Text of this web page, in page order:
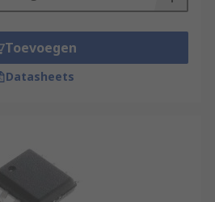
Toevoegen
Datasheets